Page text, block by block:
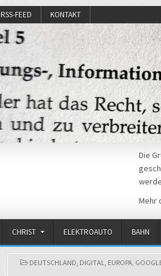
RSS-FEED KONTAKT
Die
Mehr
CHRIST ELEKTROAUTO BAHN
POSTED
DEUTSCHLAND DIGITAL EUROPA